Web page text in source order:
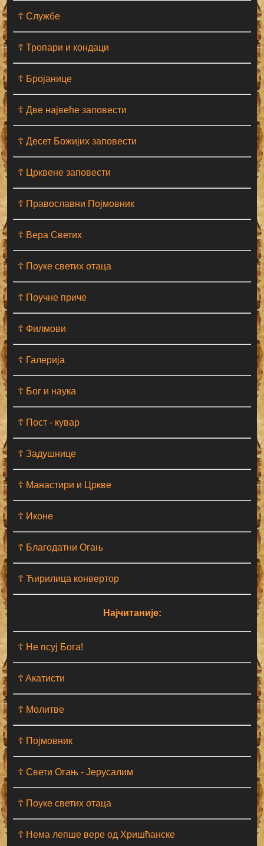
☦ Службе
☦ Тропари и кондаци
☦ Бројанице
☦ Две највеће заповести
☦ Десет Божијих заповести
☦ Црквене заповести
☦ Православни Појмовник
☦ Вера Светих
☦ Поуке светих отаца
☦ Поучне приче
☦ Филмови
☦ Галерија
☦ Бог и наука
☦ Пост - кувар
☦ Задушнице
☦ Манастири и Цркве
☦ Иконе
☦ Благодатни Огањ
☦ Ћирилица конвертор
Најчитаније:
☦ Не псуј Бога!
☦ Aкатисти
☦ Молитве
☦ Појмовник
☦ Свети Огањ - Јерусалим
☦ Поуке светих отаца
☦ Нема лепше вере од Хришћанске